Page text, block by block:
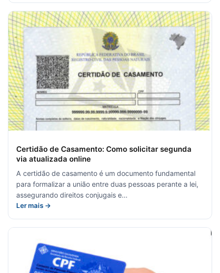
Certidão de Casamento: Como solicitar segunda
via atualizada online
A certidão de casamento é um documento fundamental
para formalizar a união entre duas pessoas perante a lei,
assegurando direitos conjugais e…
Ler mais →